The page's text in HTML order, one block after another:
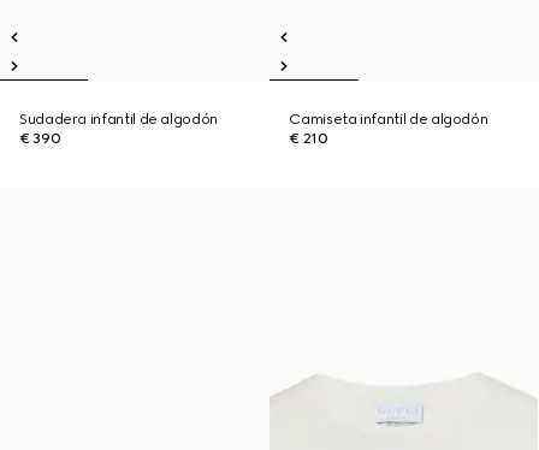
Sudadera infantil de algodón
€ 390
Camiseta infantil de algodón
€ 210